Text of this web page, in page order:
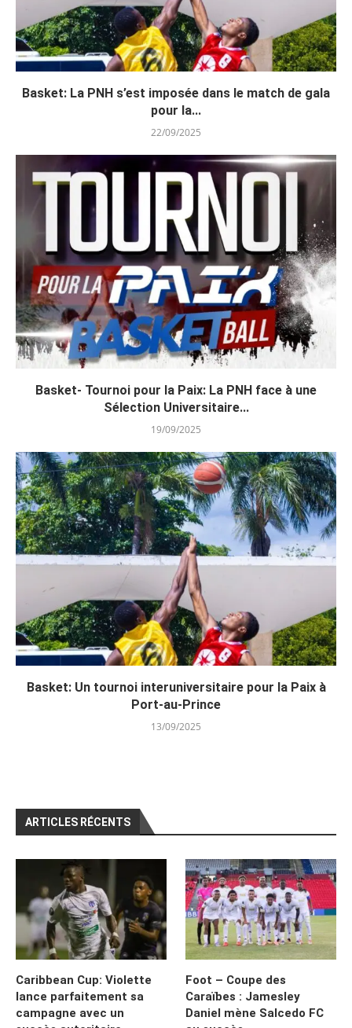
Basket: La PNH s’est imposée dans le match de gala
pour la...
22/09/2025
Basket- Tournoi pour la Paix: La PNH face à une
Sélection Universitaire...
19/09/2025
Basket: Un tournoi interuniversitaire pour la Paix à
Port-au-Prince
13/09/2025
ARTICLES RÉCENTS
Caribbean Cup: Violette
lance parfaitement sa
campagne avec un
Foot – Coupe des
Caraïbes : Jamesley
Daniel mène Salcedo FC